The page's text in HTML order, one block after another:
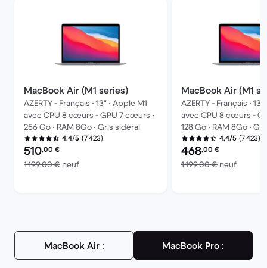
MacBook Air (M1 series)
AZERTY - Français • 13" • Apple M1
avec CPU 8 cœurs - GPU 7 cœurs •
256 Go • RAM 8Go • Gris sidéral
4,4/5 (7 423)
Prix reconditionné :
510,00 €
1 199,00 € neufcontre 1 199,00 € neuf
MacBook Air (M1
AZERTY - Français •
avec CPU 8 cœurs -
128 Go • RAM 8Go •
4,4/5 (7 423)
Prix reconditionné :
468,00 €
1 199,00 € neufcontre
MacBook Air : MacBook Pro :